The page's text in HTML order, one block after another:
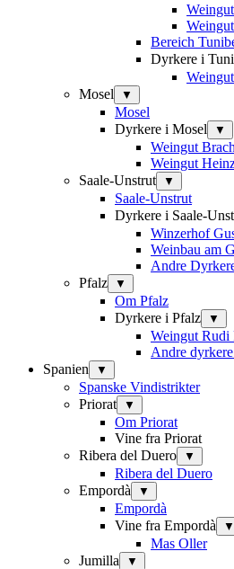
Bereich
Dyrkere i
Mosel
▼
Mosel
Dyrkere i Mosel
▼
Weingut
Weingut
Saale-Unstrut
▼
Saale-Unstrut
Dyrkere i Saale-
Winzerhof
Weinbau am
Andre
Pfalz
▼
Om Pfalz
Dyrkere i Pfalz
▼
Weingut Rudi
Andre
Spanien
▼
Spanske Vindistrikter
Priorat
▼
Om Priorat
Vine fra Priorat
Ribera del Duero
▼
Ribera del Duero
Empordà
▼
Empordà
Vine fra Empordà
▼
Mas Oller
Jumilla
▼